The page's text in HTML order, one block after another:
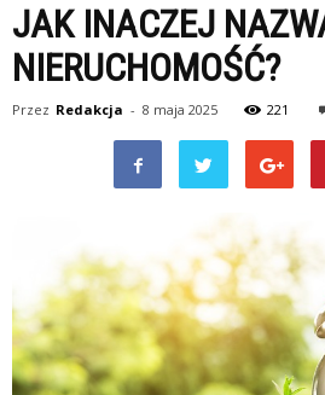
JAK INACZEJ
NIERUCHOMOŚĆ?
Przez Redakcja - 8 maja 2025 221